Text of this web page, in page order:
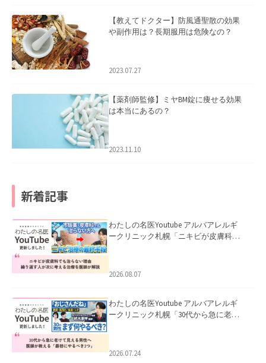
【教えてドクター】防風通聖散の効果
や副作用は？長期服用は危険なの？
2023.07.27
【薬剤師監修】ミヤBM錠に痩せる効果
は本当にあるの？
2023.11.10
新着記事
わたしの名医Youtube アルバアレルギ
ークリニック札幌「ニキビが皮膚科で
ました。
2026.08.07
わたしの名医Youtube アルバアレルギ
ークリニック札幌「30代から急に老け
た。
2026.07.24